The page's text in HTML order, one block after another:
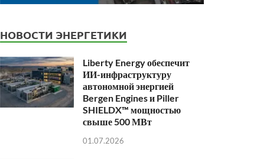
НОВОСТИ ЭНЕРГЕТИКИ
Liberty Energy обеспечит
ИИ-инфраструктуру
автономной энергией
Bergen Engines и Piller
SHIELDX™ мощностью
свыше 500 МВт
01.07.2026